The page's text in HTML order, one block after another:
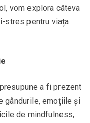
vom explora câteva
stres pentru viața
a fi prezent
gândurile, emoțiile și
de mindfulness,